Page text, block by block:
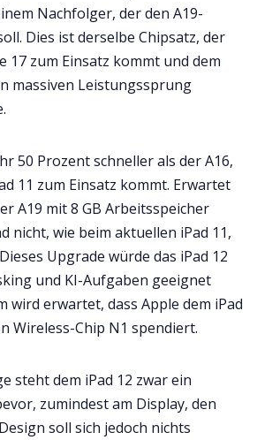
Nachfolger, der den A19-
Dies ist derselbe Chipsatz, der
17 zum Einsatz kommt und dem
massiven Leistungssprung
50 Prozent schneller als der A16,
11 zum Einsatz kommt. Erwartet
A19 mit 8 GB Arbeitsspeicher
nicht, wie beim aktuellen iPad 11,
Upgrade würde das iPad 12
und KI-Aufgaben geeignet
wird erwartet, dass Apple dem iPad
Wireless-Chip N1 spendiert.
steht dem iPad 12 zwar ein
zumindest am Display, den
soll sich jedoch nichts